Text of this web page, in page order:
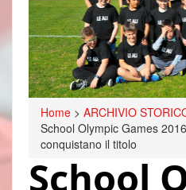
Home > ARCHIVIO
School Olympic Games
conquistano il titolo
School